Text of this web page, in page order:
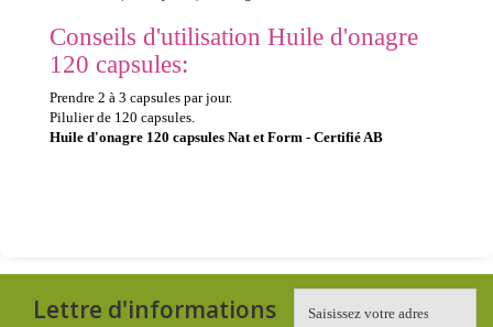
Conseils d'utilisation Huile d'onagre
120 capsules:
Prendre 2 à 3 capsules par jour.
Pilulier de 120 capsules.
Huile d'onagre 120 capsules Nat et Form - Certifié AB
Lettre d'informations